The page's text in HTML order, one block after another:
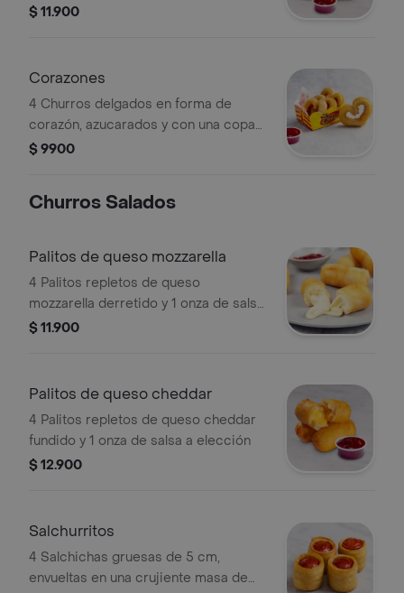
$ 11.900
Corazones
4 Churros delgados en forma de
corazón, azucarados y con una copa
de 1/2 onza de salsa a elección
$ 9900
Churros Salados
Palitos de queso mozzarella
4 Palitos repletos de queso
mozzarella derretido y 1 onza de salsa
a elección.
$ 11.900
Palitos de queso cheddar
4 Palitos repletos de queso cheddar
fundido y 1 onza de salsa a elección
$ 12.900
Salchurritos
4 Salchichas gruesas de 5 cm,
envueltas en una crujiente masa de